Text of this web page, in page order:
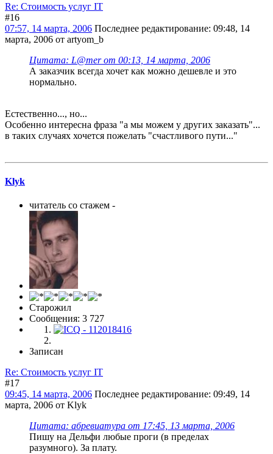
Re: Стоимость услуг IT
#16
07:57, 14 марта, 2006 Последнее редактирование: 09:48, 14
марта, 2006 от artyom_b
Цитата: L@mer от 00:13, 14 марта, 2006
А заказчик всегда хочет как можно дешевле и это
нормально.
Естественно..., но...
Особенно интересна фраза "а мы можем у других заказать"...
в таких случаях хочется пожелать "счастливого пути..."
Klyk
читатель со стажем -
Старожил
Сообщения: 3 727
Записан
Re: Стоимость услуг IT
#17
09:45, 14 марта, 2006 Последнее редактирование: 09:49, 14
марта, 2006 от Klyk
Цитата: абревиатура от 17:45, 13 марта, 2006
Пишу на Дельфи любые проги (в пределах
разумного). За плату.